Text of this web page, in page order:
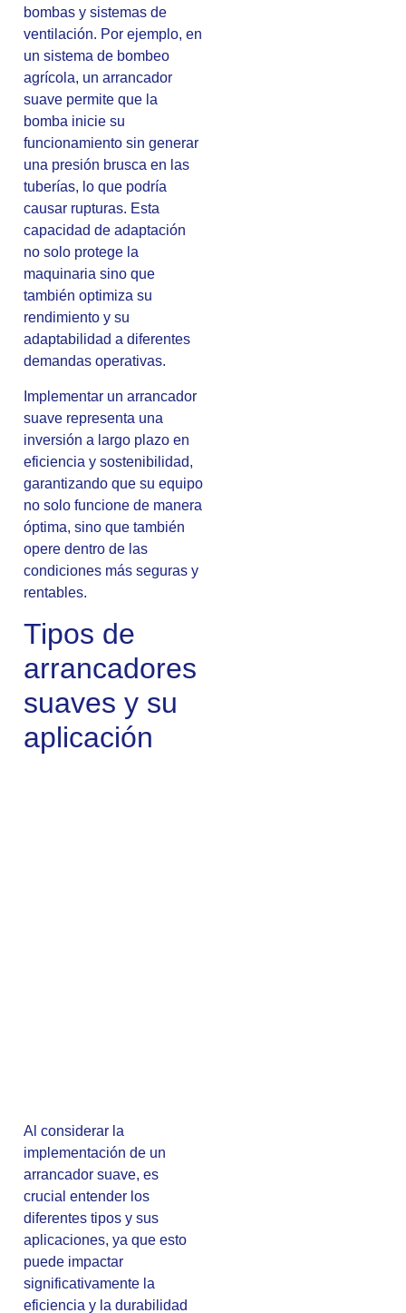
bombas y sistemas de
ventilación. Por ejemplo, en
un sistema de bombeo
agrícola, un arrancador
suave permite que la
bomba inicie su
funcionamiento sin generar
una presión brusca en las
tuberías, lo que podría
causar rupturas. Esta
capacidad de adaptación
no solo protege la
maquinaria sino que
también optimiza su
rendimiento y su
adaptabilidad a diferentes
demandas operativas.
Implementar un arrancador
suave representa una
inversión a largo plazo en
eficiencia y sostenibilidad,
garantizando que su equipo
no solo funcione de manera
óptima, sino que también
opere dentro de las
condiciones más seguras y
rentables.
Tipos de
arrancadores
suaves y su
aplicación
Al considerar la
implementación de un
arrancador suave, es
crucial entender los
diferentes tipos y sus
aplicaciones, ya que esto
puede impactar
significativamente la
eficiencia y la durabilidad